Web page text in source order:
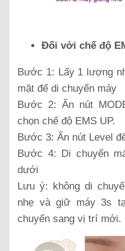
Đối với chế độ
Bước 1: Lấy 1 lượng
mặt để di chuyển máy
Bước 2: Ấn nút
chọn chế độ EMS UP.
Bước 3: Ấn nút Level
Bước 4: Di chuyển
dưới
Lưu ý: không di
nhẹ và giữ máy 3s
chuyển sang vị trí mới.